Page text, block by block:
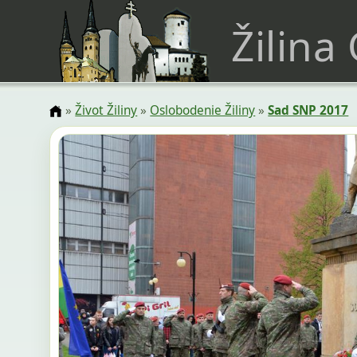
Žilina
»Život Žiliny» Oslobodenie Žiliny»Sad SNP 2017